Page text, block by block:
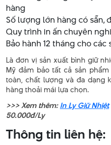
hàng
Số lượng lớn hàng có sẵn,
Quy trình in ấn chuyên
Bảo hành 12 tháng cho
Là đơn vị sản xuất bình giữ
Mỹ đảm bảo tất cả sản
toàn, chất lượng và đa dạng
hàng thoải mái lựa chọn.
>>> Xem thêm:In Ly Giữ Nhiệt
50.000đ/Ly
Thông tin liên hệ: